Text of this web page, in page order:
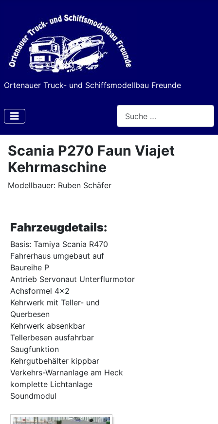
Ortenauer Truck- und Schiffsmodellbau Freunde
Type 2 or more characters
Scania P270 Faun Viajet
Kehrmaschine
Modellbauer: Ruben Schäfer
Fahrzeugdetails:
Basis: Tamiya Scania R470
Fahrerhaus umgebaut auf
Baureihe P
Antrieb Servonaut Unterflurmotor
Achsformel 4x2
Kehrwerk mit Teller- und
Querbesen
Kehrwerk absenkbar
Tellerbesen ausfahrbar
Saugfunktion
Kehrgutbehälter kippbar
Verkehrs-Warnanlage am Heck
komplette Lichtanlage
Soundmodul